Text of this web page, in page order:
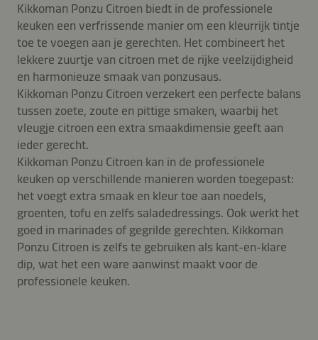
Kikkoman Ponzu Citroen biedt in de professionele
keuken een verfrissende manier om een kleurrijk tintje
toe te voegen aan je gerechten. Het combineert het
lekkere zuurtje van citroen met de rijke veelzijdigheid
en harmonieuze smaak van ponzusaus.
Kikkoman Ponzu Citroen verzekert een perfecte balans
tussen zoete, zoute en pittige smaken, waarbij het
vleugje citroen een extra smaakdimensie geeft aan
ieder gerecht.
Kikkoman Ponzu Citroen kan in de professionele
keuken op verschillende manieren worden toegepast:
het voegt extra smaak en kleur toe aan noedels,
groenten, tofu en zelfs saladedressings. Ook werkt het
goed in marinades of gegrilde gerechten. Kikkoman
Ponzu Citroen is zelfs te gebruiken als kant-en-klare
dip, wat het een ware aanwinst maakt voor de
professionele keuken.